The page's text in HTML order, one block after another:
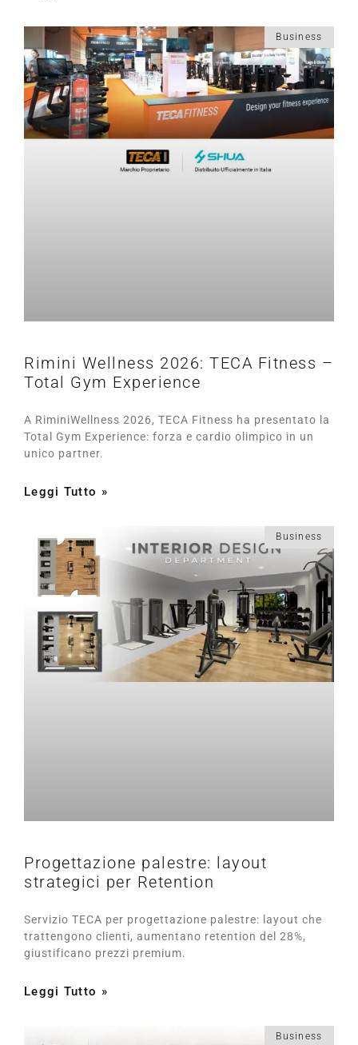
Business
Rimini Wellness 2026: TECA Fitness –
Total Gym Experience
A RiminiWellness 2026, TECA Fitness ha presentato la
Total Gym Experience: forza e cardio olimpico in un
unico partner.
Leggi Tutto »
Business
Progettazione palestre: layout
strategici per Retention
Servizio TECA per progettazione palestre: layout che
trattengono clienti, aumentano retention del 28%,
giustificano prezzi premium.
Leggi Tutto »
Business